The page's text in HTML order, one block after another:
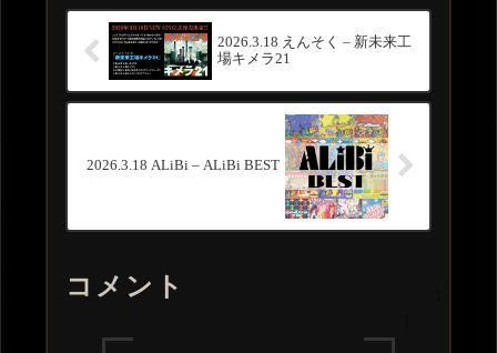
2026.3.18 えんそく – 新未来工
場キメラ21
2026.3.18 ALiBi – ALiBi BEST
コメント